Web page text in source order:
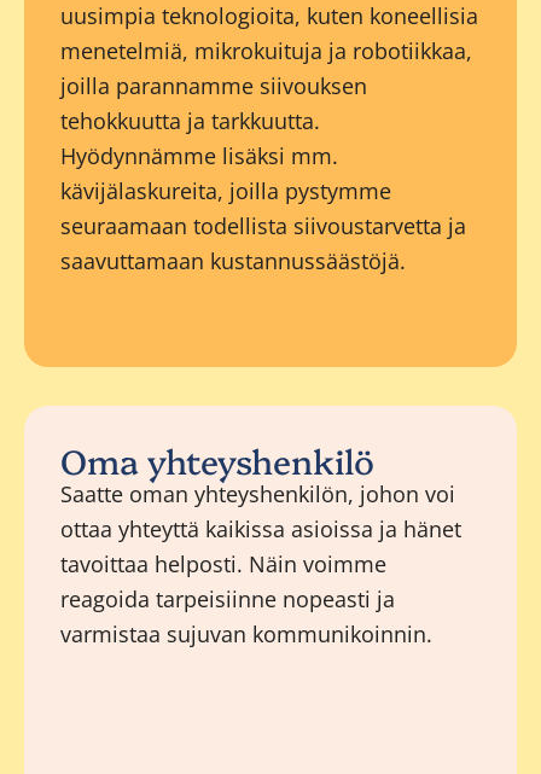
uusimpia teknologioita, kuten koneellisia
menetelmiä, mikrokuituja ja robotiikkaa,
joilla parannamme siivouksen
tehokkuutta ja tarkkuutta.
Hyödynnämme lisäksi mm.
kävijälaskureita, joilla pystymme
seuraamaan todellista siivoustarvetta ja
saavuttamaan kustannussäästöjä.
Oma yhteyshenkilö
Saatte oman yhteyshenkilön, johon voi
ottaa yhteyttä kaikissa asioissa ja hänet
tavoittaa helposti. Näin voimme
reagoida tarpeisiinne nopeasti ja
varmistaa sujuvan kommunikoinnin.